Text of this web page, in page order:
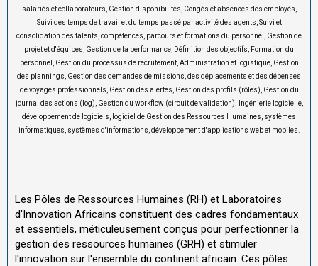
salariés et collaborateurs, Gestion disponibilités, Congés et absences des employés,
Suivi des temps de travail et du temps passé par activité des agents, Suivi et
consolidation des talents, compétences, parcours et formations du personnel, Gestion de
projet et d'équipes, Gestion de la performance, Définition des objectifs, Formation du
personnel, Gestion du processus de recrutement, Administration et logistique, Gestion
des plannings, Gestion des demandes de missions, des déplacements et des dépenses
de voyages professionnels, Gestion des alertes, Gestion des profils (rôles), Gestion du
journal des actions (log), Gestion du workflow (circuit de validation). Ingénierie logicielle,
développement de logiciels, logiciel de Gestion des Ressources Humaines, systèmes
informatiques, systèmes d'informations, développement d'applications web et mobiles.
Les Pôles de Ressources Humaines (RH) et Laboratoires
d'Innovation Africains constituent des cadres fondamentaux
et essentiels, méticuleusement conçus pour perfectionner la
gestion des ressources humaines (GRH) et stimuler
l'innovation sur l'ensemble du continent africain. Ces pôles